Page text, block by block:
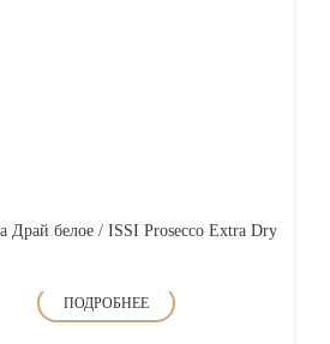
Драй белое / ISSI Prosecco Extra Dry
ПОДРОБНЕЕ